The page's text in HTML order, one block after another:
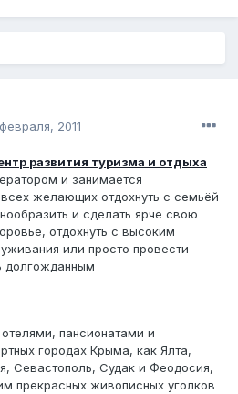
2011
развития туризма и отдыха
и занимается
желающих отдохнуть с семьёй
и сделать ярче свою
отдохнуть с высоким
или просто провести
долгожданным
пансионатами и
городах Крыма, как Ялта,
Севастополь, Судак и Феодосия,
прекрасных живописных уголков